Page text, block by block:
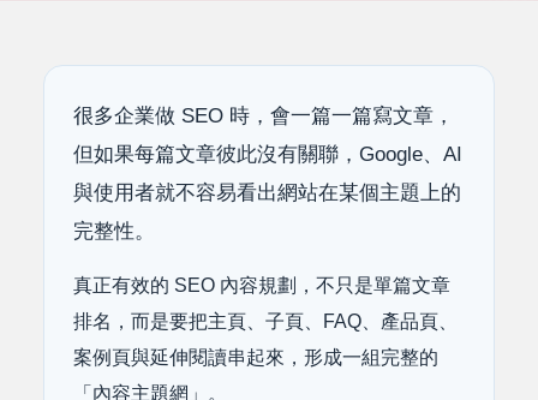
很多企業做 SEO 時，會一篇一篇寫文章，
但如果每篇文章彼此沒有關聯，Google、AI
與使用者就不容易看出網站在某個主題上的
完整性。
真正有效的 SEO 內容規劃，不只是單篇文章
排名，而是要把主頁、子頁、FAQ、產品頁、
案例頁與延伸閱讀串起來，形成一組完整的
「內容主題網」。